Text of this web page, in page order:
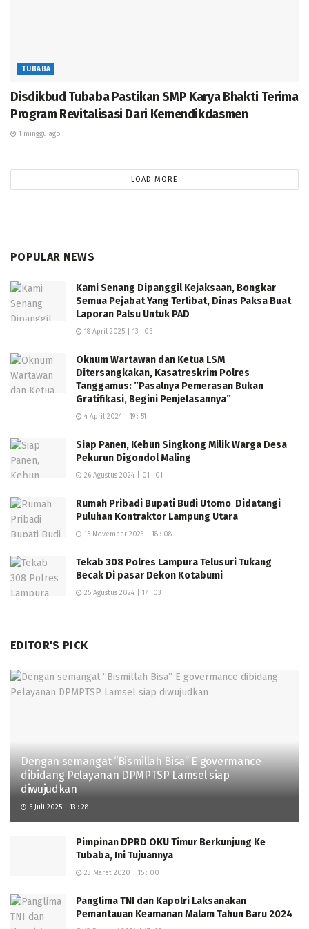
TUBABA
Disdikbud Tubaba Pastikan SMP Karya Bhakti Terima
Program Revitalisasi Dari Kemendikdasmen
1 minggu ago
LOAD MORE
POPULAR NEWS
Kami Senang Dipanggil Kejaksaan, Bongkar
Semua Pejabat Yang Terlibat, Dinas Paksa Buat
Laporan Palsu Untuk PAD
18 April 2025 | 13 : 05
Oknum Wartawan dan Ketua LSM
Ditersangkakan, Kasatreskrim Polres
Tanggamus: ”Pasalnya Pemerasan Bukan
Gratifikasi, Begini Penjelasannya”
4 April 2024 | 19 : 51
Siap Panen, Kebun Singkong Milik Warga Desa
Pekurun Digondol Maling
26 Agustus 2024 | 01 : 01
Rumah Pribadi Bupati Budi Utomo Didatangi
Puluhan Kontraktor Lampung Utara
15 November 2023 | 18 : 08
Tekab 308 Polres Lampura Telusuri Tukang
Becak Di pasar Dekon Kotabumi
25 Agustus 2024 | 17 : 03
EDITOR'S PICK
Dengan semangat “Bismillah Bisa” E govermance
dibidang Pelayanan DPMPTSP Lamsel siap
diwujudkan
5 Juli 2025 | 13 : 28
Pimpinan DPRD OKU Timur Berkunjung Ke
Tubaba, Ini Tujuannya
23 Maret 2020 | 15 : 00
Panglima TNI dan Kapolri Laksanakan
Pemantauan Keamanan Malam Tahun Baru 2024